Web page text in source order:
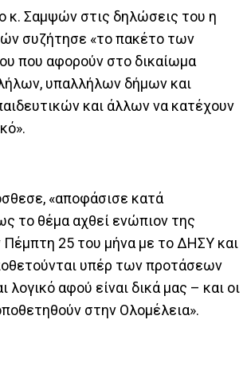
κ. Σαμψών στις δηλώσεις του η
συζήτησε «το πακέτο των
που αφορούν στο δικαίωμα
υπαλλήλων δήμων και
και άλλων να κατέχουν
«αποφάσισε κατά
το θέμα αχθεί ενώπιον της
Πέμπτη 25 του μήνα με το ΔΗΣΥ και
υπέρ των προτάσεων
λογικό αφού είναι δικά μας – και οι
στην Ολομέλεια».